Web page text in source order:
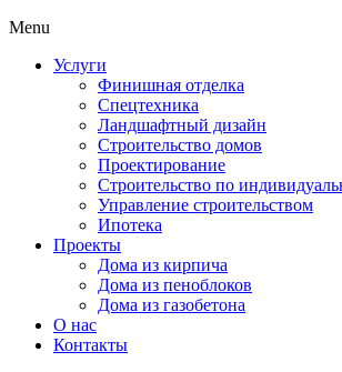
Menu
Услуги
Финишная отделка
Спецтехника
Ландшафтный дизайн
Строительство домов
Проектирование
Строительство по
Управление строительством
Ипотека
Проекты
Дома из кирпича
Дома из пеноблоков
Дома из газобетона
О нас
Контакты